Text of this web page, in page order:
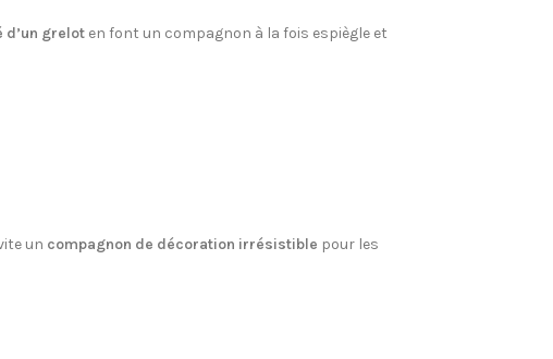
d’un grelot en font un compagnon à la fois espiègle et
un compagnon de décoration irrésistible pour les